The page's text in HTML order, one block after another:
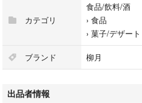
カテゴリ
食品/飲料/酒
› 食品
› 菓子/デザート
ブランド 柳月
出品者情報